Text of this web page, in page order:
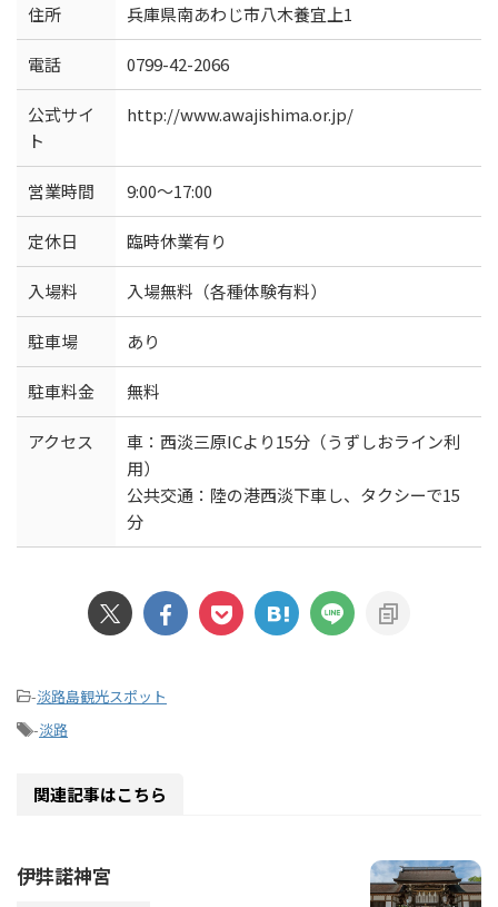
住所 兵庫県南あわじ市八木養宜上1
電話 0799-42-2066
公式サイ
ト
http://www.awajishima.or.jp/
営業時間 9:00～17:00
定休日 臨時休業有り
入場料 入場無料（各種体験有料）
駐車場 あり
駐車料金 無料
アクセス
車：西淡三原ICより15分（うずしおライン利
用）
公共交通：陸の港西淡下車し、タクシーで15
分
-淡路島観光スポット
-淡路
関連記事はこちら
伊弉諾神宮